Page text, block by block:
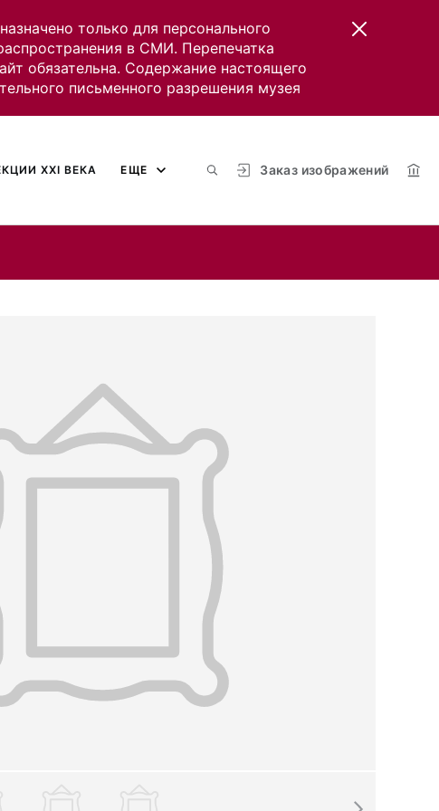
только для персонального
в СМИ. Перепечатка
обязательна. Содержание настоящего
письменного разрешения музея
Заказ изображений
XXI ВЕКА ЕЩЕ